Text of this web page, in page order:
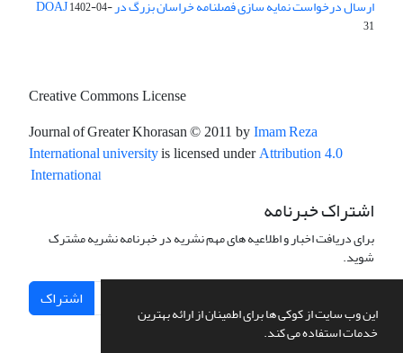
این وب سایت از کوکی ها برای اطمینان از ارائه بهترین
خدمات استفاده می کند.
ارسال درخواست نمایه سازی فصلنامه خراسان بزرگ در DOAJ1402-04-
31
Creative Commons License
Journal of Greater Khorasan© 2011 by Imam Reza
International universityis licensed underAttribution 4.0
International
اشتراک خبرنامه
برای دریافت اخبار و اطلاعیه های مهم نشریه در خبرنامه نشریه مشترک
شوید.
اشتراک